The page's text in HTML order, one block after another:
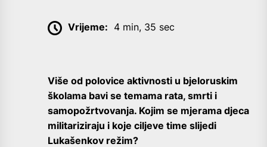
Vrijeme: 4 min, 35 sec
Više od polovice aktivnosti u bjeloruskim
školama bavi se temama rata, smrti i
samopožrtvovanja. Kojim se mjerama djeca
militariziraju i koje ciljeve time slijedi
Lukašenkov režim?